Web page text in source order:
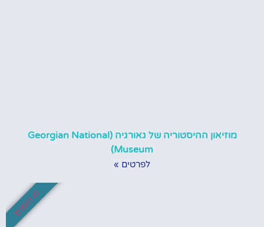
מוזיאון ההיסטוריה של גאורגיה (Georgian National
Museum)
לפרטים »
לא לפספס!